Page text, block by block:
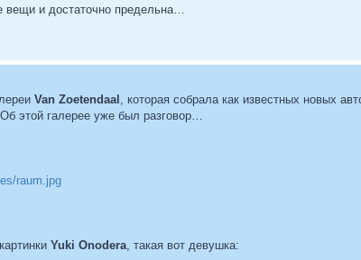
вещи и достаточно предельна…
Van Zoetendaal , которая собрала как известных новых
этой галерее уже был разговор…
raum.jpg
Yuki Onodera, такая вот девушка: